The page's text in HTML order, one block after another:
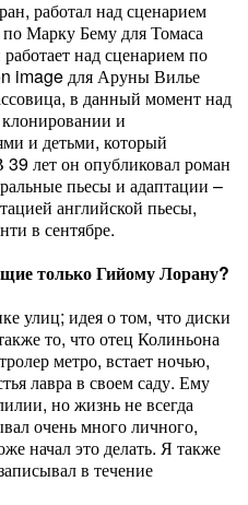
работал над сценарием
Марку Бему для Томаса
над сценарием по
image для Аруны Вилье
в данный момент над
и
и детьми, который
лет он опубликовал роман
пьесы и адаптации –
английской пьесы,
в сентябре.
только Гийому Лорану?
улиц; идея о том, что диски
то, что отец Колиньона
метро, встает ночью,
лавра в своем саду. Ему
но жизнь не всегда
очень много личного,
начал это делать. Я также
в течение